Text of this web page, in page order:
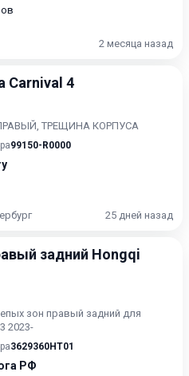
2 месяца назад
Carnival 4
ТРЕЩИНА КОРПУСА
99150-R0000
25 дней назад
задний Hongqi
зон правый задний для
2023-
3629360HT01
РФ